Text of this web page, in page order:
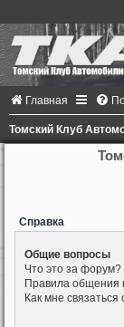
Главная
Томский Клуб
Справка
Общие вопросы
Что это за форум?
Правила общения
Как мне